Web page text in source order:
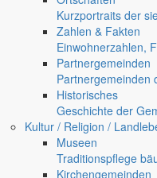
Kurzportraits der
Zahlen & Fakten
Einwohnerzahlen,
Partnergemeinden
Partnergemeinden
Historisches
Geschichte der
Kultur / Religion /
Museen
Traditionspflege
Kirchengemeinden